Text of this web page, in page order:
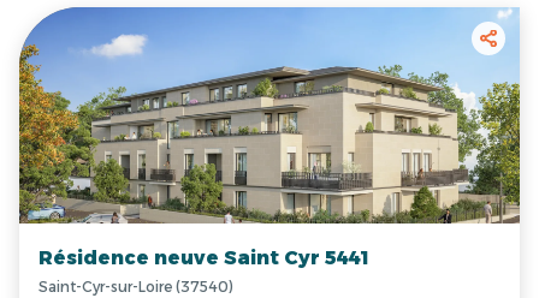
Résidence neuve Saint Cyr 5441
Saint-Cyr-sur-Loire (37540)